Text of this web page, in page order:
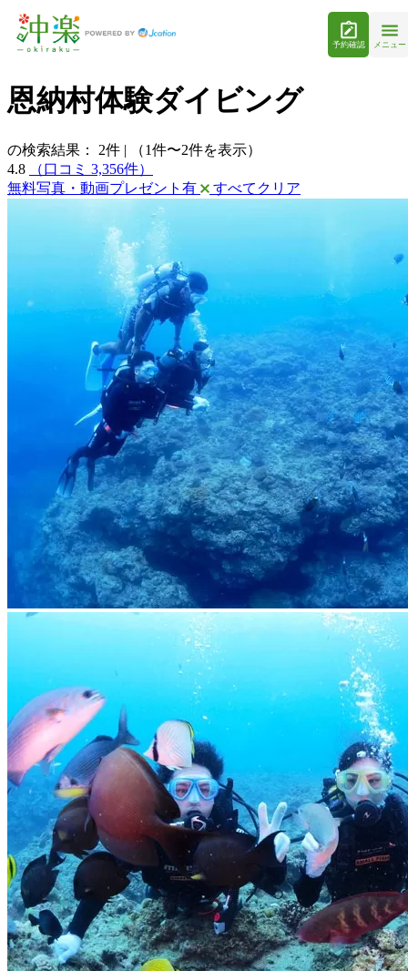
予約確認 メニュー
恩納村体験ダイビング
の検索結果： 2件 |
（1件〜2件を表示）
4.8
（口コミ 3,356件）
無料写真・動画プレゼント有
すべてクリア